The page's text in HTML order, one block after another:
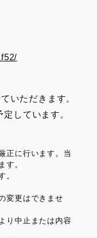
いただきます。
しています。
正に行います。当
す。
。
変更はできませ
り中止または内容